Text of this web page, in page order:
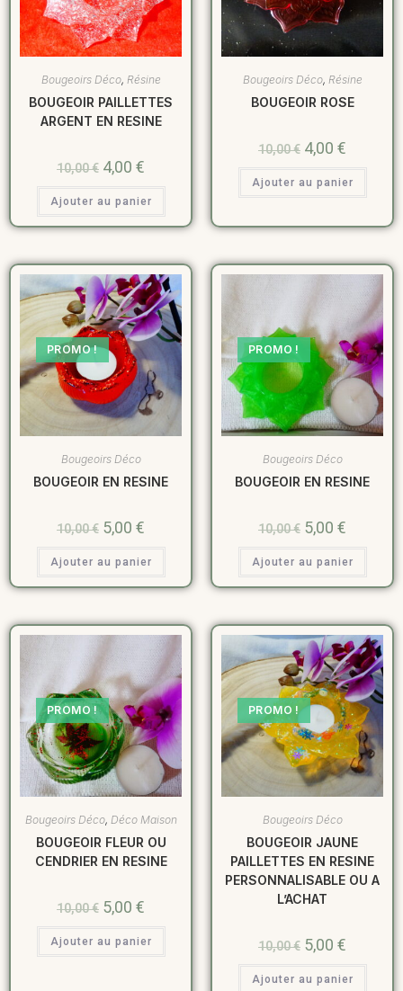
Bougeoirs Déco, Résine
BOUGEOIR PAILLETTES
ARGENT EN RESINE
10,00€ 4,00 €
Ajouter au panier
Bougeoirs Déco, Résine
BOUGEOIR ROSE
10,00€ 4,00 €
Ajouter au panier
PROMO !
Bougeoirs Déco
BOUGEOIR EN RESINE
10,00€ 5,00 €
Ajouter au panier
PROMO !
Bougeoirs Déco
BOUGEOIR EN RESINE
10,00€ 5,00 €
Ajouter au panier
PROMO !
Bougeoirs Déco, Déco Maison
BOUGEOIR FLEUR OU
CENDRIER EN RESINE
10,00€ 5,00 €
Ajouter au panier
PROMO !
Bougeoirs Déco
BOUGEOIR JAUNE
PAILLETTES EN RESINE
PERSONNALISABLE OU A
L’ACHAT
10,00€ 5,00 €
Ajouter au panier